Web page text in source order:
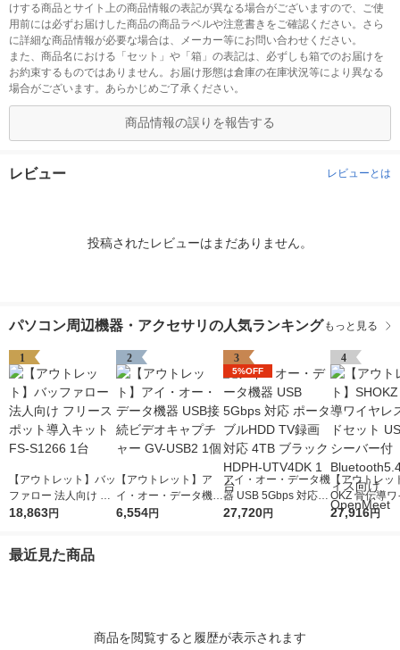
けする商品とサイト上の商品情報の表記が異なる場合がございますので、ご使
用前には必ずお届けした商品の商品ラベルや注意書きをご確認ください。さら
に詳細な商品情報が必要な場合は、メーカー等にお問い合わせください。
また、商品名における「セット」や「箱」の表記は、必ずしも箱でのお届けを
お約束するものではありません。お届け形態は倉庫の在庫状況等により異なる
場合がございます。あらかじめご了承ください。
商品情報の誤りを報告する
レビュー レビューとは
投稿されたレビューはまだありません。
パソコン周辺機器・アクセサリの人気ランキング もっと見る
1
【アウトレット】バッ
ファロー 法人向け フ
リースポット導入キッ
18,863円
2
【アウトレット】ア
イ・オー・データ機器
USB接続ビデオキャ
6,554円
3
5%OFF
アイ・オー・データ機
器 USB 5Gbps 対応
ポータブルHDD TV録
27,720円
4
【アウトレッ
OKZ 骨伝導
スヘッドセッ
27,916円
最近見た商品
商品を閲覧すると履歴が表示されます